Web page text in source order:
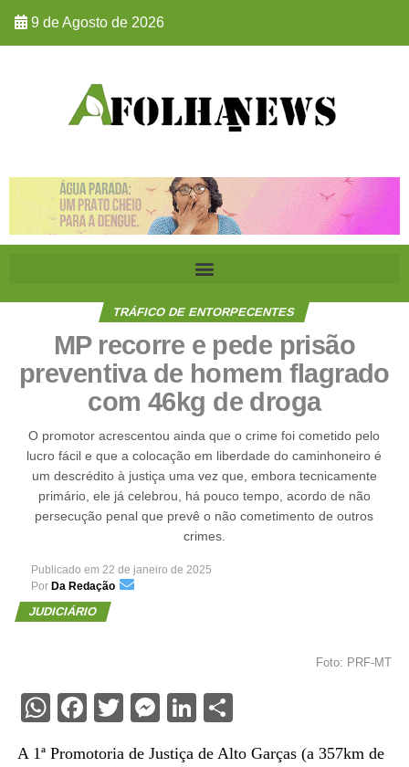
9 de Agosto de 2026
TRÁFICO DE ENTORPECENTES
MP recorre e pede prisão
preventiva de homem flagrado
com 46kg de droga
O promotor acrescentou ainda que o crime foi cometido pelo
lucro fácil e que a colocação em liberdade do caminhoneiro é
um descrédito à justiça uma vez que, embora tecnicamente
primário, ele já celebrou, há pouco tempo, acordo de não
persecução penal que prevê o não cometimento de outros
crimes.
Publicado em 22 de janeiro de 2025
Por Da Redação
JUDICIÁRIO
Foto: PRF-MT
WhatsApp
Facebook
Twitter
Messenger
LinkedIn
Share
A 1ª Promotoria de Justiça de Alto Garças (a 357km de